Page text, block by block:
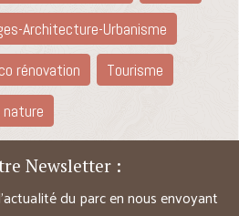
Architecture-Urbanisme
rénovation
Tourisme
Newsletter :
du parc en nous envoyant